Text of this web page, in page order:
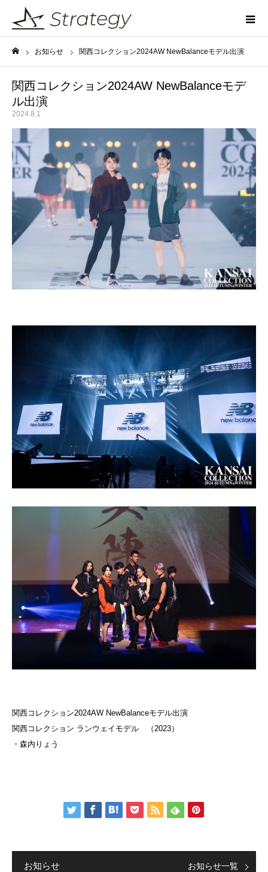
お知らせ 関西コレクション2024AW NewBalanceモデル出演
関西コレクション2024AW NewBalanceモデ
ル出演
2024.8.1
関西コレクション2024AW NewBalanceモデル出演
関西コレクション ランウェイモデル （2023）
・森内りょう
お知らせ お知らせ一覧